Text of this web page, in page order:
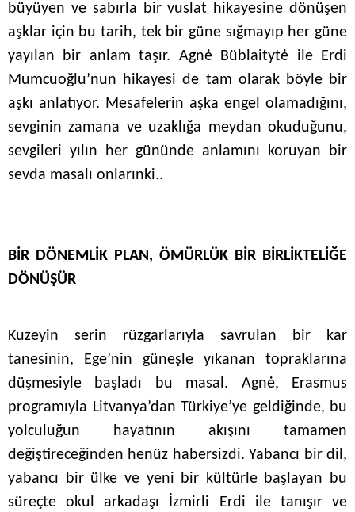
büyüyen ve sabırla bir vuslat hikayesine dönüşen
aşklar için bu tarih, tek bir güne sığmayıp her güne
yayılan bir anlam taşır. Agnė Büblaitytė ile Erdi
Mumcuoğlu’nun hikayesi de tam olarak böyle bir
aşkı anlatıyor. Mesafelerin aşka engel olamadığını,
sevginin zamana ve uzaklığa meydan okuduğunu,
sevgileri yılın her gününde anlamını koruyan bir
sevda masalı onlarınki..
BİR DÖNEMLİK PLAN, ÖMÜRLÜK BİR BİRLİKTELİĞE
DÖNÜŞÜR
Kuzeyin serin rüzgarlarıyla savrulan bir kar
tanesinin, Ege’nin güneşle yıkanan topraklarına
düşmesiyle başladı bu masal. Agnė, Erasmus
programıyla Litvanya’dan Türkiye’ye geldiğinde, bu
yolculuğun hayatının akışını tamamen
değiştireceğinden henüz habersizdi. Yabancı bir dil,
yabancı bir ülke ve yeni bir kültürle başlayan bu
süreçte okul arkadaşı İzmirli Erdi ile tanışır ve